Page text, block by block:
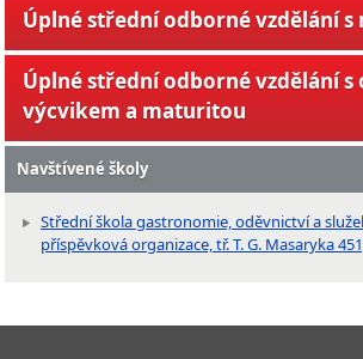
Úplné střední odborné vzdělání
Úplné střední odborné vzdělání
výcvikem a maturitou
Navštívené školy
Střední škola gastronomie, oděvnictví a
příspěvková organizace, tř. T. G. Masaryka